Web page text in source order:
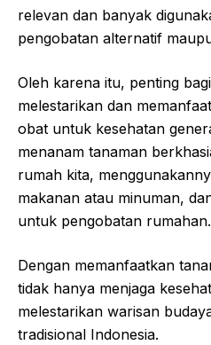
relevan dan banyak
pengobatan alternatif
Oleh karena itu, penting
melestarikan dan
obat untuk kesehatan
menanam tanaman
rumah kita,
makanan atau minuman,
untuk pengobatan rumahan.
Dengan memanfaatkan
tidak hanya menjaga
melestarikan warisan
tradisional Indonesia.